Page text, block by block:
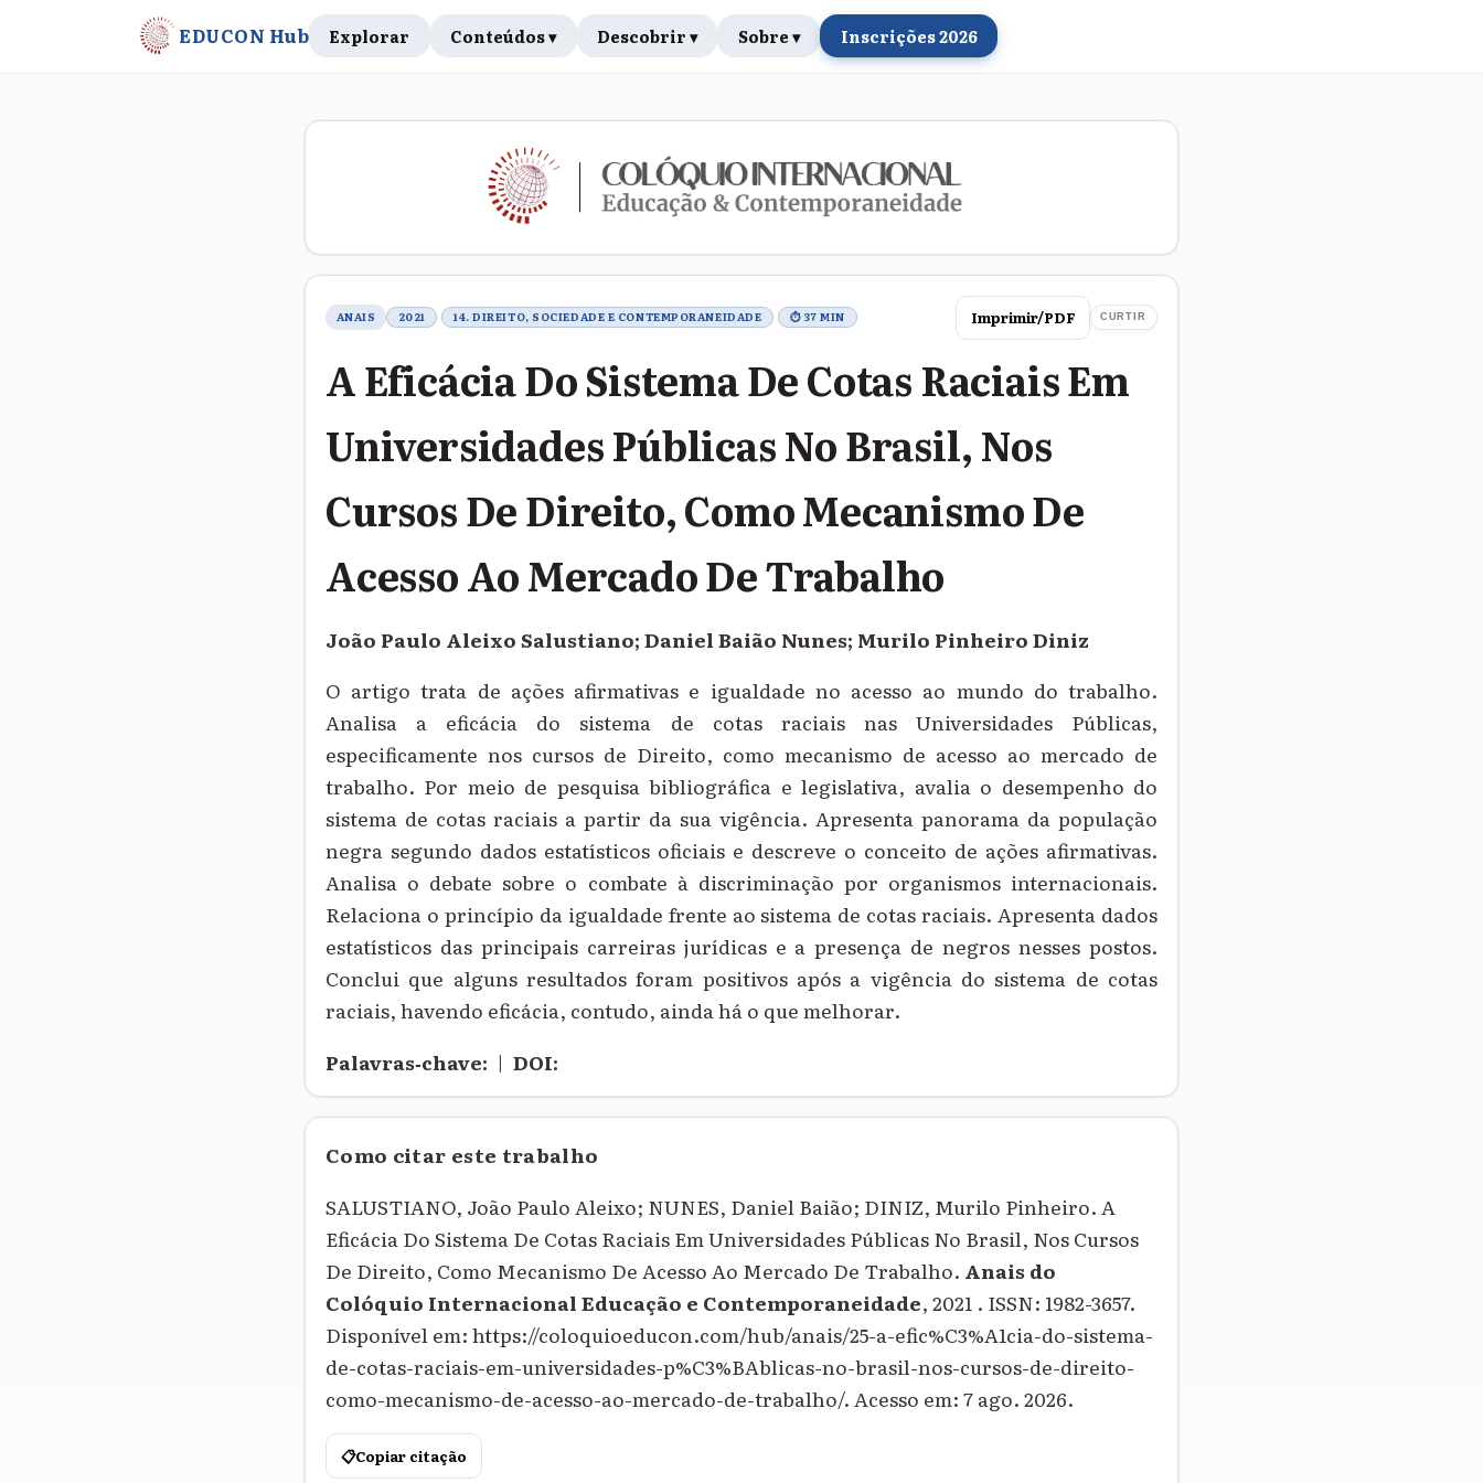
EDUCON Hub Explorar Conteúdos ▾ Descobrir ▾ Sobre ▾ Inscrições 2026
ANAIS 2021 14. DIREITO, SOCIEDADE E CONTEMPORANEIDADE ⏱ 37 MIN Imprimir/PDF CURTIR
A Eficácia Do Sistema De Cotas Raciais Em
Universidades Públicas No Brasil, Nos
Cursos De Direito, Como Mecanismo De
Acesso Ao Mercado De Trabalho
João Paulo Aleixo Salustiano; Daniel Baião Nunes; Murilo Pinheiro Diniz
O artigo trata de ações afirmativas e igualdade no acesso ao mundo do trabalho.
Analisa a eficácia do sistema de cotas raciais nas Universidades Públicas,
especificamente nos cursos de Direito, como mecanismo de acesso ao mercado de
trabalho. Por meio de pesquisa bibliográfica e legislativa, avalia o desempenho do
sistema de cotas raciais a partir da sua vigência. Apresenta panorama da população
negra segundo dados estatísticos oficiais e descreve o conceito de ações afirmativas.
Analisa o debate sobre o combate à discriminação por organismos internacionais.
Relaciona o princípio da igualdade frente ao sistema de cotas raciais. Apresenta dados
estatísticos das principais carreiras jurídicas e a presença de negros nesses postos.
Conclui que alguns resultados foram positivos após a vigência do sistema de cotas
raciais, havendo eficácia, contudo, ainda há o que melhorar.
Palavras‑chave: | DOI:
Como citar este trabalho
SALUSTIANO, João Paulo Aleixo; NUNES, Daniel Baião; DINIZ, Murilo Pinheiro. A
Eficácia Do Sistema De Cotas Raciais Em Universidades Públicas No Brasil, Nos Cursos
De Direito, Como Mecanismo De Acesso Ao Mercado De Trabalho. Anais do
Colóquio Internacional Educação e Contemporaneidade, 2021 . ISSN: 1982-3657.
Disponível em: https://coloquioeducon.com/hub/anais/25-a-efic%C3%A1cia-do-sistema-
de-cotas-raciais-em-universidades-p%C3%BAblicas-no-brasil-nos-cursos-de-direito-
como-mecanismo-de-acesso-ao-mercado-de-trabalho/. Acesso em: 7 ago. 2026.
📋Copiar citação